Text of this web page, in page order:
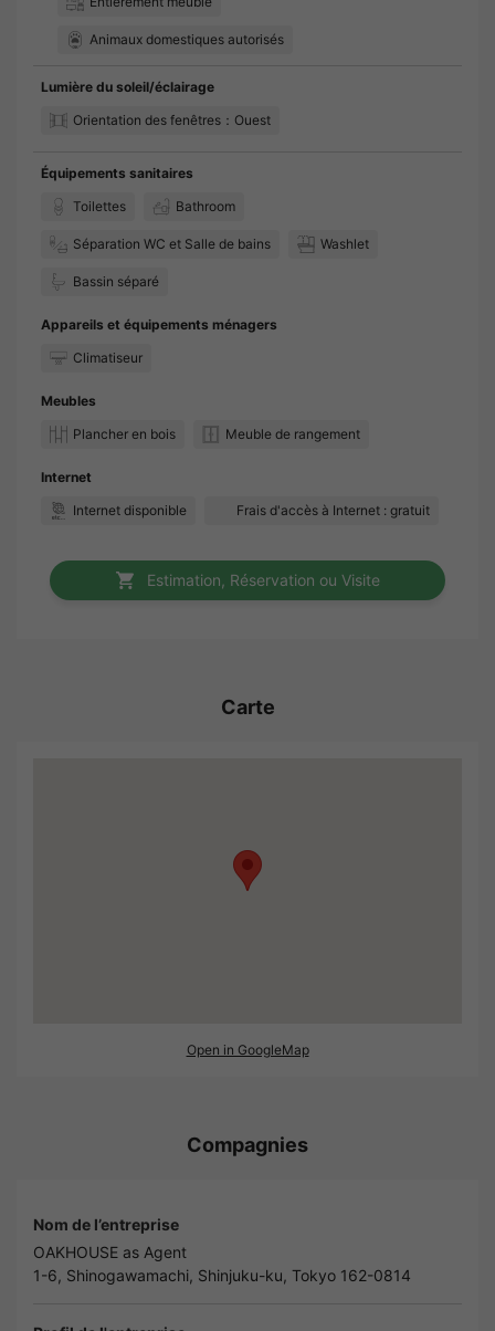
Animaux domestiques autorisés
Lumière du soleil/éclairage
Orientation des fenêtres：Ouest
Équipements sanitaires
Toilettes
Bathroom
Séparation WC et Salle de bains Washlet
Bassin séparé
Appareils et équipements ménagers
Climatiseur
Meubles
Plancher en bois
Meuble de rangement
Internet
Internet disponible
Frais d'accès à Internet : gratuit
Estimation, Réservation ou Visite
Carte
Open in GoogleMap
Compagnies
Nom de l’entreprise
OAKHOUSE as Agent
1-6, Shinogawamachi, Shinjuku-ku, Tokyo 162-0814